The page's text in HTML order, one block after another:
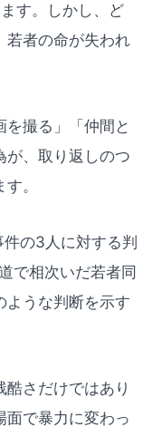
す。しかし、ど
若者の命が失われ
を撮る」「仲間と
が、取り返しのつ
。
の3人に対する判
で相次いだ若者同
ような判断を示す
さだけではあり
面で暴力に変わっ